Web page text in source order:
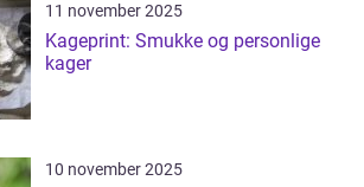
11 november 2025
Kageprint: Smukke og personlige
kager
10 november 2025